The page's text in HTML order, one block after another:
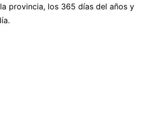
provincia, los 365 días del años y